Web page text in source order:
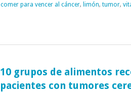
comer para vencer al cáncer, limón, tumor,
10 grupos de alimentos
pacientes con tumores